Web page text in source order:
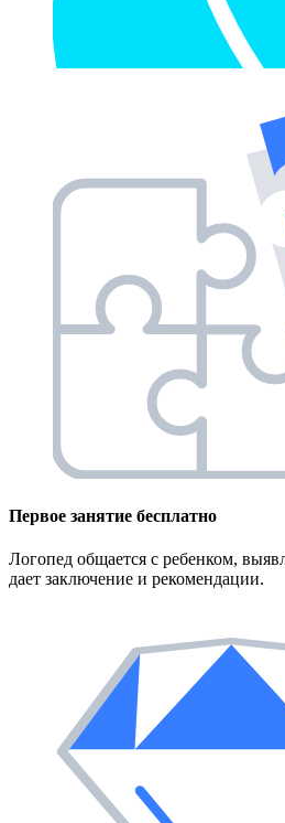
Первое занятие бесплатно
Логопед общается с ребенком,
дает заключение и рекомендации.